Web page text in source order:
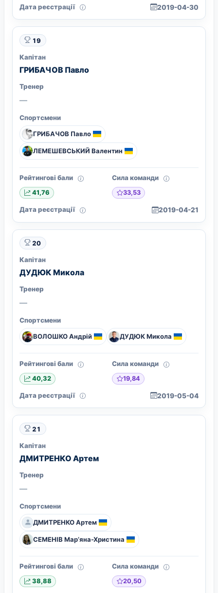
Дата реєстрації 2019-04-30
19
Капітан
ГРИБАЧОВ Павло
Тренер
—
Спортсмени
ГРИБАЧОВ Павло
ЛЕМЕШЕВСЬКИЙ Валентин
Рейтингові бали
41,76
Сила команди
33,53
Дата реєстрації 2019-04-21
20
Капітан
ДУДЮК Микола
Тренер
—
Спортсмени
ВОЛОШКО Андрiй ДУДЮК Микола
Рейтингові бали
40,32
Сила команди
19,84
Дата реєстрації 2019-05-04
21
Капітан
ДМИТРЕНКО Артем
Тренер
—
Спортсмени
ДМИТРЕНКО Артем
СЕМЕНІВ Мар’яна-Христина
Рейтингові бали
38,88
Сила команди
20,50